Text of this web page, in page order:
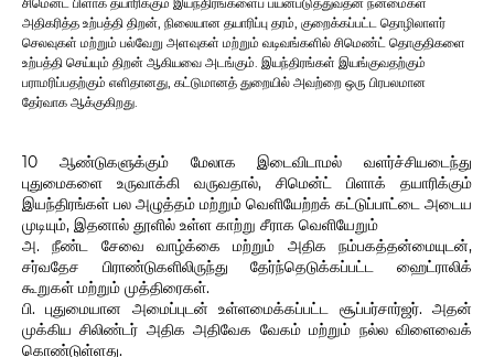
அதிகரித்த உற்பத்தி திறன், நிலையான தயாரிப்பு தரம், குறைக்கப்பட்ட தொழிலாளர்
செலவுகள் மற்றும் பல்வேறு அளவுகள் மற்றும் வடிவங்களில் சிமெண்ட் தொகுதிகளை
உற்பத்தி செய்யும் திறன் ஆகியவை அடங்கும். இயந்திரங்கள் இயங்குவதற்கும்
பராமரிப்பதற்கும் எளிதானது, கட்டுமானத் துறையில் அவற்றை ஒரு பிரபலமான
தேர்வாக ஆக்குகிறது.
10 ஆண்டுகளுக்கும் மேலாக இடைவிடாமல் வளர்ச்சியடைந்து
புதுமைகளை உருவாக்கி வருவதால், சிமென்ட் பிளாக் தயாரிக்கும்
இயந்திரங்கள் பல அழுத்தம் மற்றும் வெளியேற்றக் கட்டுப்பாட்டை அடைய
முடியும், இதனால் தூளில் உள்ள காற்று சீராக வெளியேறும்
அ. நீண்ட சேவை வாழ்க்கை மற்றும் அதிக நம்பகத்தன்மையுடன்,
சர்வதேச பிராண்டுகளிலிருந்து தேர்ந்தெடுக்கப்பட்ட ஹைட்ராலிக்
கூறுகள் மற்றும் முத்திரைகள்.
பி. புதுமையான அமைப்புடன் உள்ளமைக்கப்பட்ட சூப்பர்சார்ஜர். அதன்
முக்கிய சிலிண்டர் அதிக அதிவேக வேகம் மற்றும் நல்ல விளைவைக்
கொண்டுள்ளது.